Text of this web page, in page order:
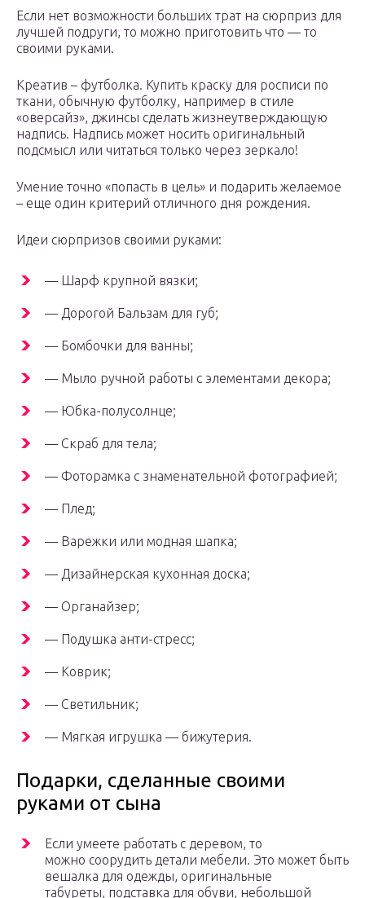
Если нет возможности больших трат на сюрприз для
лучшей подруги, то можно приготовить что — то
своими руками.
Креатив – футболка. Купить краску для росписи по
ткани, обычную футболку, например в стиле
«оверсайз», джинсы сделать жизнеутверждающую
надпись. Надпись может носить оригинальный
подсмысл или читаться только через зеркало!
Умение точно «попасть в цель» и подарить желаемое
– еще один критерий отличного дня рождения.
Идеи сюрпризов своими руками:
— Шарф крупной вязки;
— Дорогой Бальзам для губ;
— Бомбочки для ванны;
— Мыло ручной работы с элементами декора;
— Юбка-полусолнце;
— Скраб для тела;
— Фоторамка с знаменательной фотографией;
— Плед;
— Варежки или модная шапка;
— Дизайнерская кухонная доска;
— Органайзер;
— Подушка анти-стресс;
— Коврик;
— Светильник;
— Мягкая игрушка — бижутерия.
Подарки, сделанные своими
руками от сына
Если умеете работать с деревом, то
можно соорудить детали мебели. Это может быть
вешалка для одежды, оригинальные
табуреты, подставка для обуви, небольшой